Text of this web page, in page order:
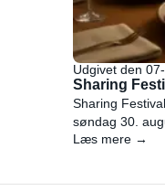
Udgivet den
Sharing
Sharing
søndag 30.
Læs mere →